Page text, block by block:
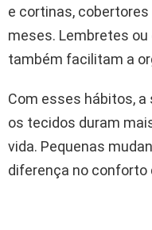
e cortinas,
meses. Lembretes
também facilitam a
Com esses hábitos,
os tecidos duram
vida. Pequenas
diferença no conforto